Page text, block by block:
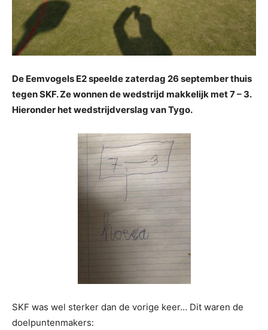
De Eemvogels E2 speelde zaterdag 26 september thuis
tegen SKF. Ze wonnen de wedstrijd makkelijk met 7 – 3.
Hieronder het wedstrijdverslag van Tygo.
SKF was wel sterker dan de vorige keer… Dit waren de
doelpuntenmakers: